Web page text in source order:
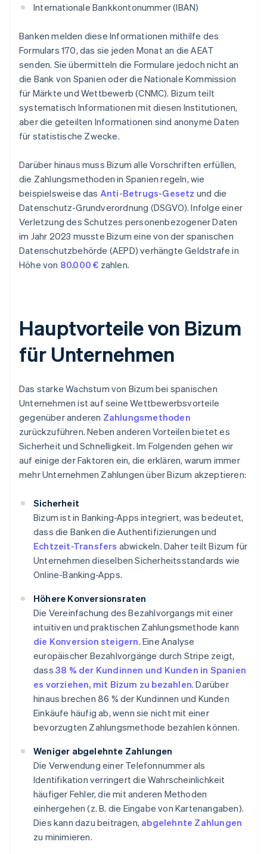
Internationale Bankkontonummer (IBAN)
Banken melden diese Informationen mithilfe des
Formulars 170, das sie jeden Monat an die AEAT
senden. Sie übermitteln die Formulare jedoch nicht an
die Bank von Spanien oder die Nationale Kommission
für Märkte und Wettbewerb (CNMC). Bizum teilt
systematisch Informationen mit diesen Institutionen,
aber die geteilten Informationen sind anonyme Daten
für statistische Zwecke.
Darüber hinaus muss Bizum alle Vorschriften erfüllen,
die Zahlungsmethoden in Spanien regeln, wie
beispielsweise das Anti-Betrugs-Gesetz und die
Datenschutz-Grundverordnung (DSGVO). Infolge einer
Verletzung des Schutzes personenbezogener Daten
im Jahr 2023 musste Bizum eine von der spanischen
Datenschutzbehörde (AEPD) verhängte Geldstrafe in
Höhe von 80.000 € zahlen.
Hauptvorteile von Bizum
für Unternehmen
Das starke Wachstum von Bizum bei spanischen
Unternehmen ist auf seine Wettbewerbsvorteile
gegenüber anderen Zahlungsmethoden
zurückzuführen. Neben anderen Vorteilen bietet es
Sicherheit und Schnelligkeit. Im Folgenden gehen wir
auf einige der Faktoren ein, die erklären, warum immer
mehr Unternehmen Zahlungen über Bizum akzeptieren:
Sicherheit
Bizum ist in Banking-Apps integriert, was bedeutet,
dass die Banken die Authentifizierungen und
Echtzeit-Transfers abwickeln. Daher teilt Bizum für
Unternehmen dieselben Sicherheitsstandards wie
Online-Banking-Apps.
Höhere Konversionsraten
Die Vereinfachung des Bezahlvorgangs mit einer
intuitiven und praktischen Zahlungsmethode kann
die Konversion steigern. Eine Analyse
europäischer Bezahlvorgänge durch Stripe zeigt,
dass 38 % der Kundinnen und Kunden in Spanien
es vorziehen, mit Bizum zu bezahlen. Darüber
hinaus brechen 86 % der Kundinnen und Kunden
Einkäufe häufig ab, wenn sie nicht mit einer
bevorzugten Zahlungsmethode bezahlen können.
Weniger abgelehnte Zahlungen
Die Verwendung einer Telefonnummer als
Identifikation verringert die Wahrscheinlichkeit
häufiger Fehler, die mit anderen Methoden
einhergehen (z. B. die Eingabe von Kartenangaben).
Dies kann dazu beitragen, abgelehnte Zahlungen
zu minimieren.